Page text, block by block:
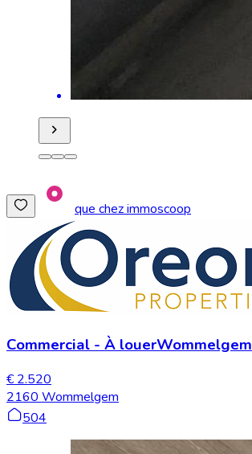
que chez immoscoop
Commercial - À louerWommelgem
€ 2.520
2160 Wommelgem
504